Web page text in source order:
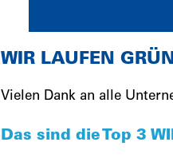
WIR LAUFEN
Vielen Dank an alle
Das sind die Top 3